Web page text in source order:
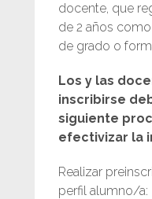
docente, que
de 2 años
de grado o
Los y las
inscribirse
siguiente
efectivizar la
Realizar
perfil alumno/a: